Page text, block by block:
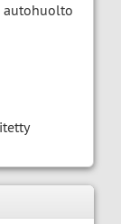
autohuolto